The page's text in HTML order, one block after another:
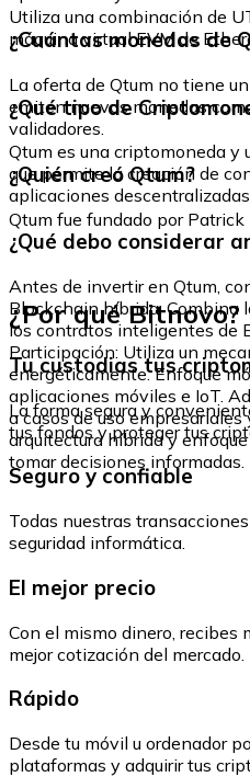
Utiliza una combinación de
máquina virtual EVM de
¿Cuántas monedas de
La oferta de Qtum no tiene
emiten nuevas monedas
validadores.
¿Qué tipo de
Qtum es una criptomoneda
que permite la creación de
aplicaciones
¿Quién creó Qtum?
Qtum fue fundado por Patrick
¿Qué debo considerar
Antes de invertir en Qtum,
Blockchain híbrida: Combina
los contratos inteligentes de
Participación: Utiliza un
energéticamente. Enfoque
aplicaciones móviles e IoT.
a casos de uso
arquitectura híbrida y
tomar decisiones informadas.
¿Por qué Bitnovo?
Tu custodias tus
La forma segura y
tus fondos y proteger tus
Seguro y confiable
Todas nuestras
seguridad informática.
El mejor precio
Con el mismo dinero, recibes
mejor cotización del mercado.
Rápido
Desde tu móvil u ordenador
plataformas y adquirir tus